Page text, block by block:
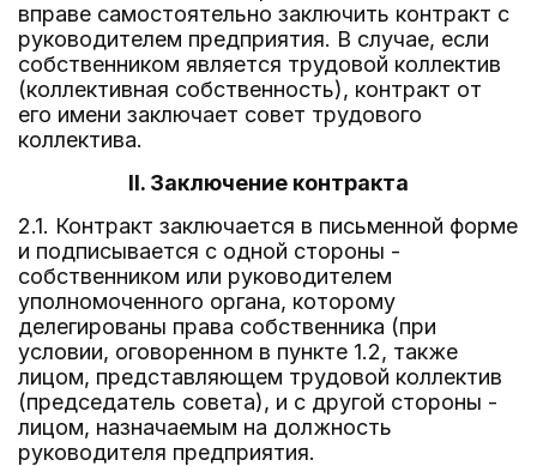
вправе самостоятельно заключить контракт с
руководителем предприятия. В случае, если
собственником является трудовой коллектив
(коллективная собственность), контракт от
его имени заключает совет трудового
коллектива.
II. Заключение контракта
2.1. Контракт заключается в письменной форме
и подписывается с одной стороны -
собственником или руководителем
уполномоченного органа, которому
делегированы права собственника (при
условии, оговоренном в пункте 1.2, также
лицом, представляющем трудовой коллектив
(председатель совета), и с другой стороны -
лицом, назначаемым на должность
руководителя предприятия.